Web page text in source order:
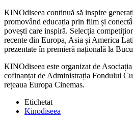
KINOdiseea continuă să inspire
promovând educația prin film și
povești care inspiră. Selecția
recente din Europa, Asia și America
prezentate în premieră națională la
KINOdiseea este organizat de
cofinanțat de Administrația Fondului
rețeaua Europa Cinemas.
Etichetat
Kinodiseea